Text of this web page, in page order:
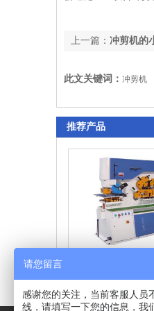
上一篇： 冲剪机的
此文关键词： 冲剪机
推荐产品
Q35Y系列液压联
请您留言
感谢您的关注，当前客服人员
线，请填写一下您的信息，我